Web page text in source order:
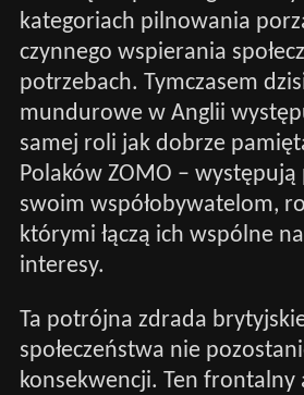
kategoriach pilnowania
czynnego wspierania
potrzebach. Tymczasem
mundurowe w Anglii
samej roli jak dobrze
Polaków ZOMO – występują
swoim współobywatelom,
którymi łączą ich wspólne
interesy.
Ta potrójna zdrada
społeczeństwa nie
konsekwencji. Ten frontalny